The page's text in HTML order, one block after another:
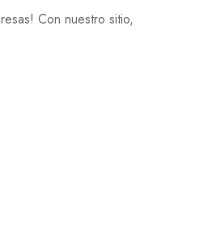
Con nuestro sitio,